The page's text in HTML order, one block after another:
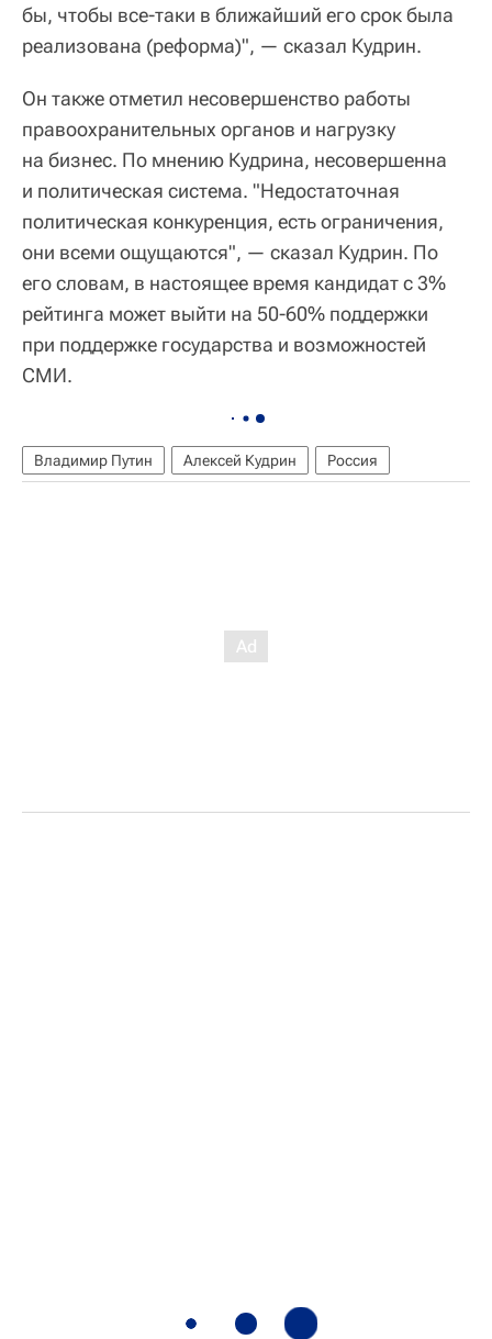
бы, чтобы все-таки в ближайший его срок была
реализована (реформа)", — сказал Кудрин.
Он также отметил несовершенство работы
правоохранительных органов и нагрузку
на бизнес. По мнению Кудрина, несовершенна
и политическая система. "Недостаточная
политическая конкуренция, есть ограничения,
они всеми ощущаются", — сказал Кудрин. По
его словам, в настоящее время кандидат с 3%
рейтинга может выйти на 50-60% поддержки
при поддержке государства и возможностей
СМИ.
Владимир Путин Алексей Кудрин Россия